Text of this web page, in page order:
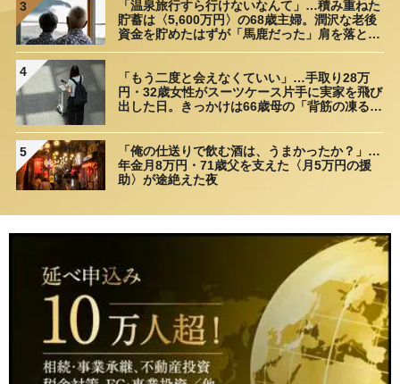
3
「温泉旅行すら行けないなんて」…積み重ねた
貯蓄は〈5,600万円〉の68歳主婦。潤沢な老後
資金を貯めたはずが「馬鹿だった」肩を落とす
4
「もう二度と会えなくていい」…手取り28万
円・32歳女性がスーツケース片手に実家を飛び
出した日。きっかけは66歳母の「背筋の凍る一
5
「俺の仕送りで飲む酒は、うまかったか？」…
年金月8万円・71歳父を支えた〈月5万円の援
助〉が途絶えた夜